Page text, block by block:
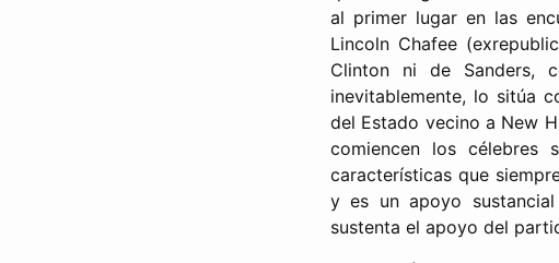
al primer lugar en las
Lincoln Chafee
Clinton ni de Sanders,
inevitablemente, lo sitúa
del Estado vecino a New
comiencen los célebres
características que
y es un apoyo
sustenta el apoyo del